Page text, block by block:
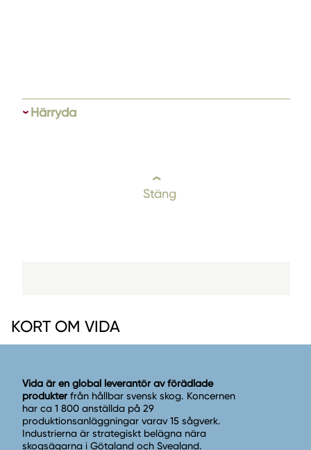
Härryda
Stäng
KORT OM VIDA
Vida är en global leverantör av förädlade
produkter från hållbar svensk skog. Koncernen
har ca 1 800 anställda på 29
produktionsanläggningar varav 15 sågverk.
Industrierna är strategiskt belägna nära
skogsägarna i Götaland och Svealand.